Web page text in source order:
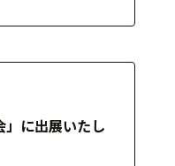
」に出展いたし